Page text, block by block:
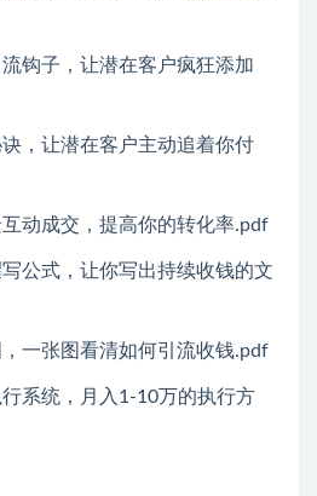
钩子，让潜在客户疯狂添加
，让潜在客户主动追着你付
动成交，提高你的转化率.pdf
公式，让你写出持续收钱的文
一张图看清如何引流收钱.pdf
系统，月入1-10万的执行方